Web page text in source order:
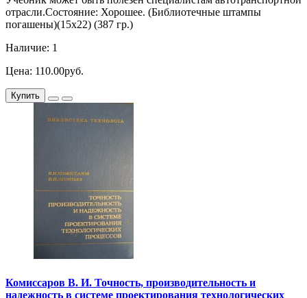
отрасли.Состояние: Хорошее. (Библиотечные штампы
погашены)(15х22) (387 гр.)
Наличие: 1
Цена: 110.00руб.
Купить
Комиссаров В. И. Точность, производительность и
надежность в системе проектирования технологических